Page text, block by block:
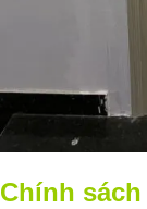
Chính